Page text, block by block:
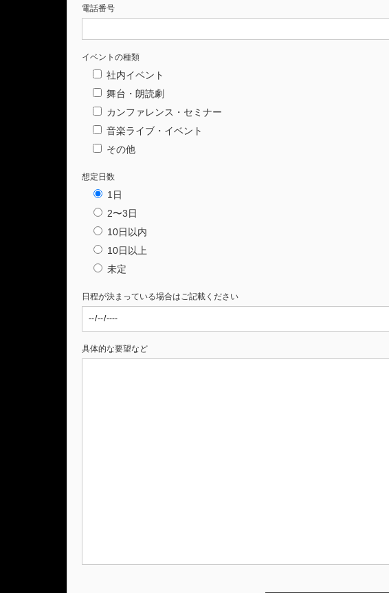
電話番号
イベントの種類
社内イベント
舞台・朗読劇
カンファレンス・セミナー
音楽ライブ・イベント
その他
想定日数
1日
2〜3日
10日以内
10日以上
未定
日程が決まっている場合はご記載ください
具体的な要望など